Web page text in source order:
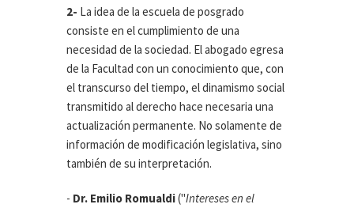
2- La idea de la escuela de posgrado
consiste en el cumplimiento de una
necesidad de la sociedad. El abogado egresa
de la Facultad con un conocimiento que, con
el transcurso del tiempo, el dinamismo social
transmitido al derecho hace necesaria una
actualización permanente. No solamente de
información de modificación legislativa, sino
también de su interpretación.
- Dr. Emilio Romualdi("Intereses en el